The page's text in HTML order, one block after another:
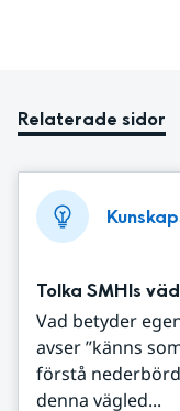
Relaterade sidor
Tolka SMHIs
Vad betyder
avser ”känns
förstå
denna vägled...